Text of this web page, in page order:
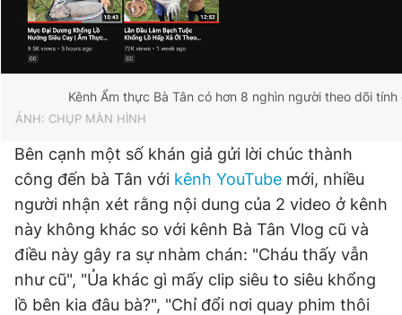
Kênh Ẩm thực Bà Tân có hơn 8 nghìn người theo dõi
ẢNH: CHỤP MÀN HÌNH
Bên cạnh một số khán giả gửi lời chúc thành
công đến bà Tân với kênh YouTube mới, nhiều
người nhận xét rằng nội dung của 2 video ở kênh
này không khác so với kênh Bà Tân Vlog cũ và
điều này gây ra sự nhàm chán: "Cháu thấy vẫn
như cũ", "Ủa khác gì mấy clip siêu to siêu khổng
lồ bên kia đâu bà?", "Chỉ đổi nơi quay phim thôi